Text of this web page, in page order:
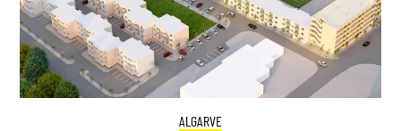
ALGARVE